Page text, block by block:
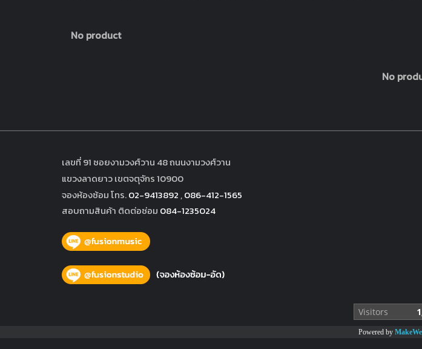
No product
No
เลขที่ 91 ซอยงามวงศ์วาน 48 ถนนงามวงศ์วาน
แขวงลาดยาว เขตจตุจักร 10900
จองห้องซ้อม โทร.02-9413892 ,086-412-1565
สอบถามสินค้า ติดต่อซ่อม 084-1235024
Visitors
Powered by